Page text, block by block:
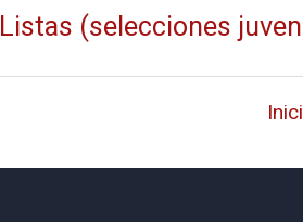
Listas (selecciones